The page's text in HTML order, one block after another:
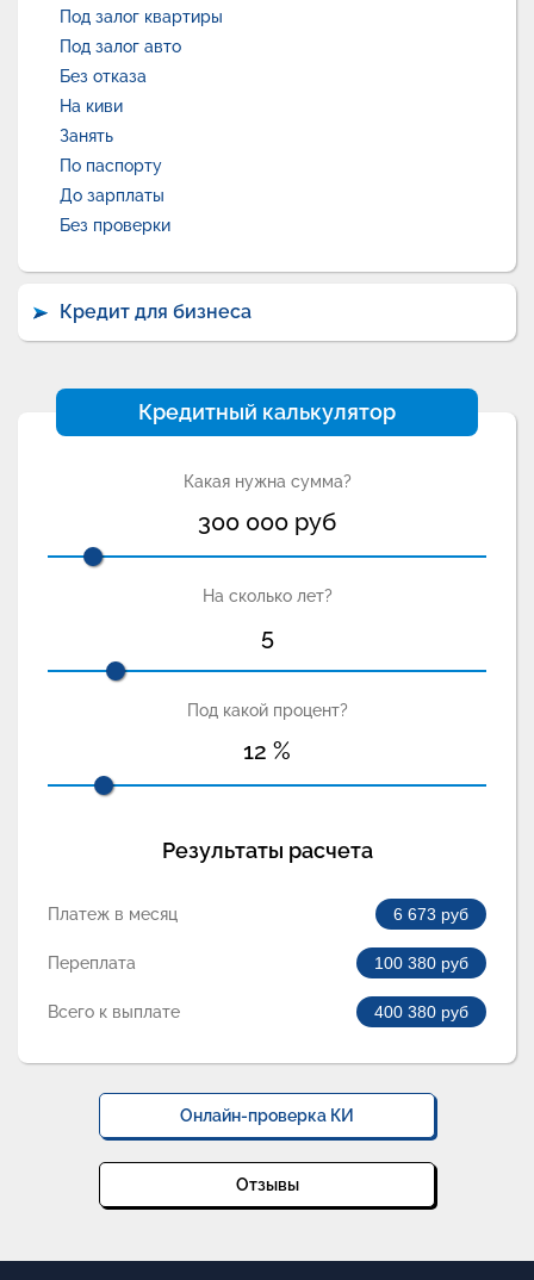
Под залог квартиры
Под залог авто
Без отказа
На киви
Занять
По паспорту
До зарплаты
Без проверки
Кредит для бизнеса
Кредитный калькулятор
Какая нужна сумма?
300 000 руб
На сколько лет?
5
Под какой процент?
12 %
Результаты расчета
Платеж в месяц 6 673 руб
Переплата 100 380 руб
Всего к выплате 400 380 руб
Онлайн-проверка КИ
Отзывы